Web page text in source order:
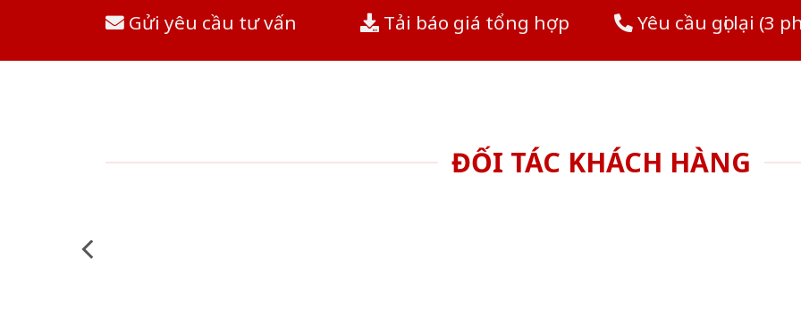
Gửi yêu cầu tư vấn Tải báo giá tổng hợp Yêu cầu gọi lại (3
ĐỐI TÁC KHÁCH HÀNG